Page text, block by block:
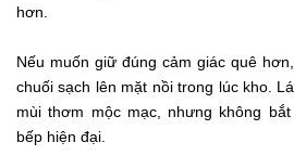
hơn.
Nếu muốn giữ đúng cảm giác quê
chuối sạch lên mặt nồi trong lúc kho.
mùi thơm mộc mạc, nhưng không
bếp hiện đại.